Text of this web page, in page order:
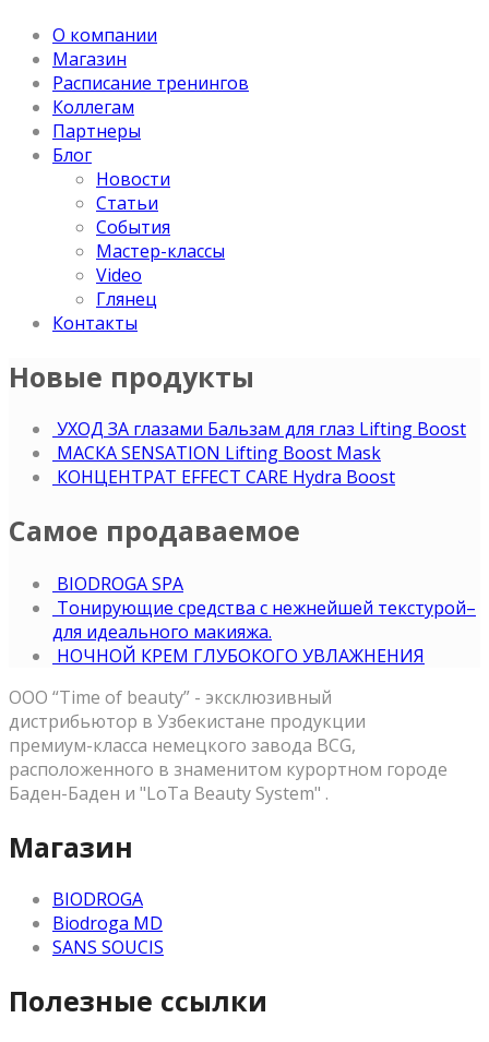
О компании
Магазин
Расписание тренингов
Коллегам
Партнеры
Блог
Новости
Статьи
События
Мастер-классы
Video
Глянец
Контакты
Новые продукты
УХОД ЗА глазами Бальзам для глаз Lifting Boost
МАСКА SENSATION Lifting Boost Mask
КОНЦЕНТРАТ EFFECT CARE Hydra Boost
Самое продаваемое
BIODROGA SPA
Тонирующие средства с нежнейшей текстурой–
для идеального макияжа.
НОЧНОЙ КРЕМ ГЛУБОКОГО УВЛАЖНЕНИЯ
OOO “Time of beauty” - эксклюзивный
дистрибьютор в Узбекистане продукции
премиум-класса немецкого завода BCG,
расположенного в знаменитом курортном городе
Баден-Баден и "LoTa Beauty System" .
Магазин
BIODROGA
Biodroga MD
SANS SOUCIS
Полезные ссылки